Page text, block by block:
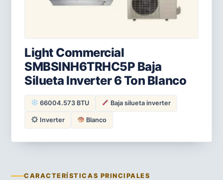
Light Commercial
SMBSINH6TRHC5P Baja
Silueta Inverter 6 Ton Blanco
66004.573 BTU Baja silueta inverter
Inverter Blanco
CARACTERÍSTICAS PRINCIPALES